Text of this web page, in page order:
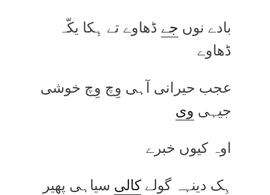
بادے نوں جے ڈھاوے تے ہِکا یکّہ
ڈھاوے
عجب حیرانی آہی وِچ وِچ خوشی
جیہی وی
اوہ کیوں خبرے
ہِک دینہہ گولےکالی سیاہی پھیر